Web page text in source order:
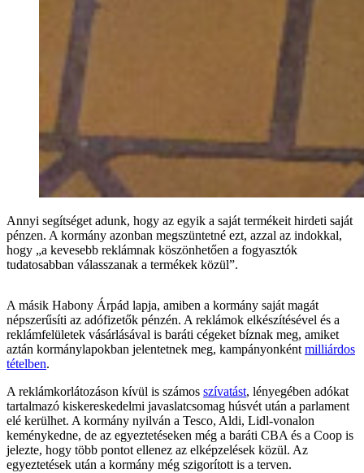
Annyi segítséget adunk, hogy az egyik a saját termékeit hirdeti saját
pénzen. A kormány azonban megszüntetné ezt, azzal az indokkal,
hogy „a kevesebb reklámnak köszönhetően a fogyasztók
tudatosabban válasszanak a termékek közül”.
A másik Habony Árpád lapja, amiben a kormány saját magát
népszerűsíti az adófizetők pénzén. A reklámok elkészítésével és a
reklámfelületek vásárlásával is baráti cégeket bíznak meg, amiket
aztán kormánylapokban jelentetnek meg, kampányonként milliárdos
tételben.
A reklámkorlátozáson kívül is számos szívatást, lényegében adókat
tartalmazó kiskereskedelmi javaslatcsomag húsvét után a parlament
elé kerülhet. A kormány nyilván a Tesco, Aldi, Lidl-vonalon
keménykedne, de az egyeztetéseken még a baráti CBA és a Coop is
jelezte, hogy több pontot ellenez az elképzelések közül. Az
egyeztetések után a kormány még szigorított is a terven.